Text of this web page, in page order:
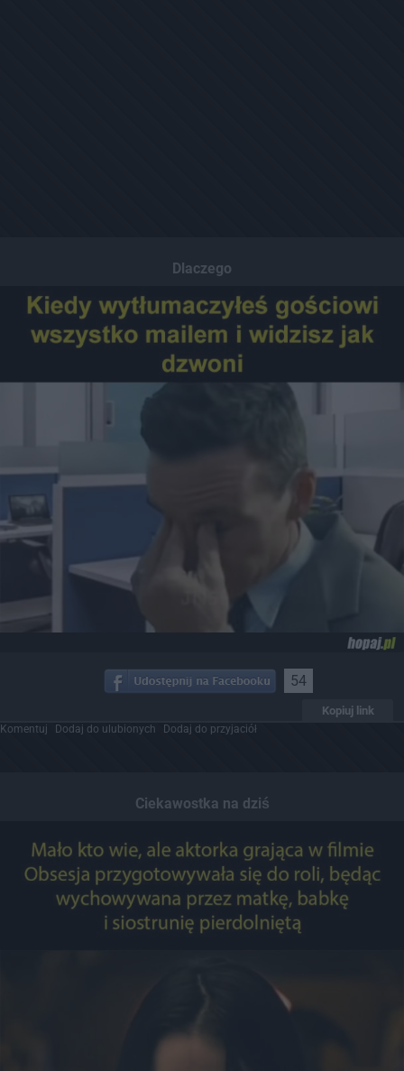
Dlaczego
54
Kopiuj link
Komentuj Dodaj do ulubionych Dodaj do przyjaciół
Ciekawostka na dziś